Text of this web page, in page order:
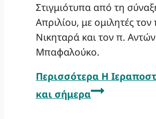
Στιγμιότυπα από τη
Απριλίου, με ομιλητές
Νικηταρά και τον π.
Μπαφαλούκο.
Περισσότερα Η
και σήμερα